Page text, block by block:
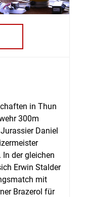
in Thun
300m
Daniel
In der gleichen
Erwin Stalder
mit
Brazerol für